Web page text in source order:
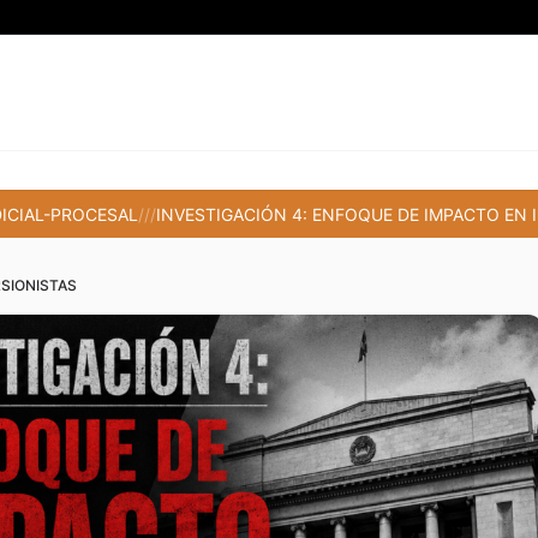
PROCESAL ///INVESTIGACIÓN 4: ENFOQUE DE IMPACTO EN
EN INVERSIONISTAS
JUDICIAL